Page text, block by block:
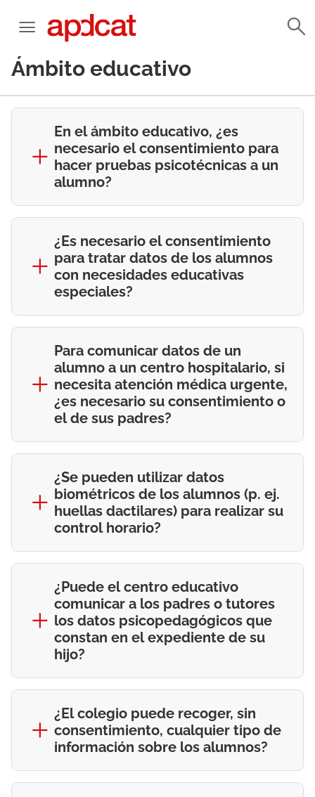
Ámbito educativo
En el ámbito educativo, ¿es
necesario el consentimiento para
hacer pruebas psicotécnicas a un
alumno?
¿Es necesario el consentimiento
para tratar datos de los alumnos
con necesidades educativas
especiales?
Para comunicar datos de un
alumno a un centro hospitalario, si
necesita atención médica urgente,
¿es necesario su consentimiento o
el de sus padres?
¿Se pueden utilizar datos
biométricos de los alumnos (p. ej.
huellas dactilares) para realizar su
control horario?
¿Puede el centro educativo
comunicar a los padres o tutores
los datos psicopedagógicos que
constan en el expediente de su
hijo?
¿El colegio puede recoger, sin
consentimiento, cualquier tipo de
información sobre los alumnos?